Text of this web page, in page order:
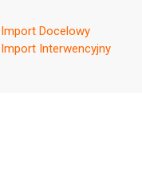
Import Docelowy
Import Interwencyjny